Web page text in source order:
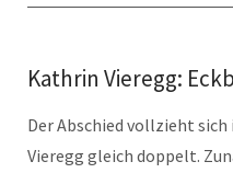
Kathrin Vieregg:
Der Abschied vollzieht sich
Vieregg gleich doppelt.